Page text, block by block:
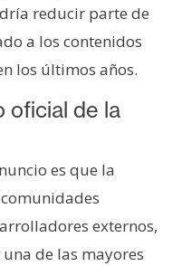
reducir parte de
a los contenidos
los últimos años.
oficial de la
es que la
externos,
de las mayores